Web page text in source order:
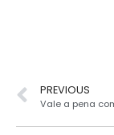
PREVIOUS